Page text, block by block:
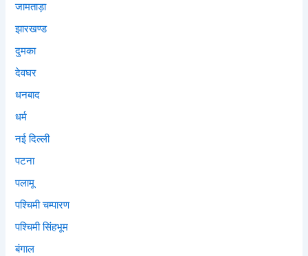
जामताड़ा
झारखण्ड
दुमका
देवघर
धनबाद
धर्म
नई दिल्ली
पटना
पलामू
पश्चिमी चम्पारण
पश्चिमी सिंहभूम
बंगाल